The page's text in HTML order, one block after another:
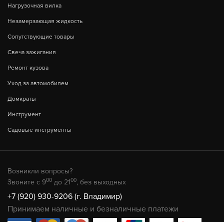
Нагрузочная вилка
Незамерзающая жидкость
Сопутствующие товары
Свеча зажигания
Ремонт кузова
Уход за автомобилем
Домкраты
Инструмент
Садовые инструменты
Возникли вопросы?
Звоните с 900 до 2100, без выходных
+7 (920) 930-9206 (г. Владимир)
Принимаем наличные и безналичные платежи